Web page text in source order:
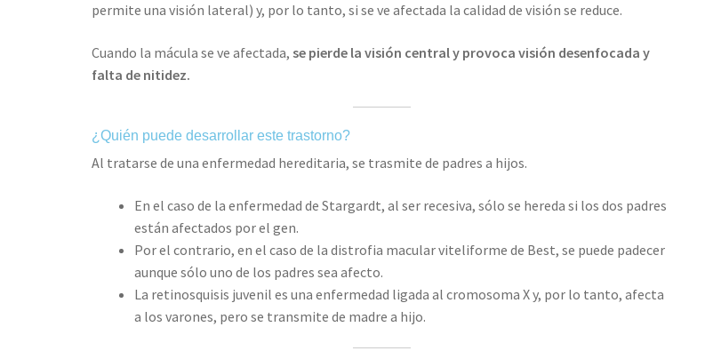
permite una visión lateral) y, por lo tanto, si se ve afectada la calidad de visión se reduce.
Cuando la mácula se ve afectada,se pierde la visión central y provoca visión desenfocada y
falta de nitidez.
¿Quién puede desarrollar este trastorno?
Al tratarse de una enfermedad hereditaria, se trasmite de padres a hijos.
En el caso de la enfermedad de Stargardt, al ser recesiva, sólo se hereda si los dos padres
están afectados por el gen.
Por el contrario, en el caso de la distrofia macular viteliforme de Best, se puede padecer
aunque sólo uno de los padres sea afecto.
La retinosquisis juvenil es una enfermedad ligada al cromosoma X y, por lo tanto, afecta
a los varones, pero se transmite de madre a hijo.